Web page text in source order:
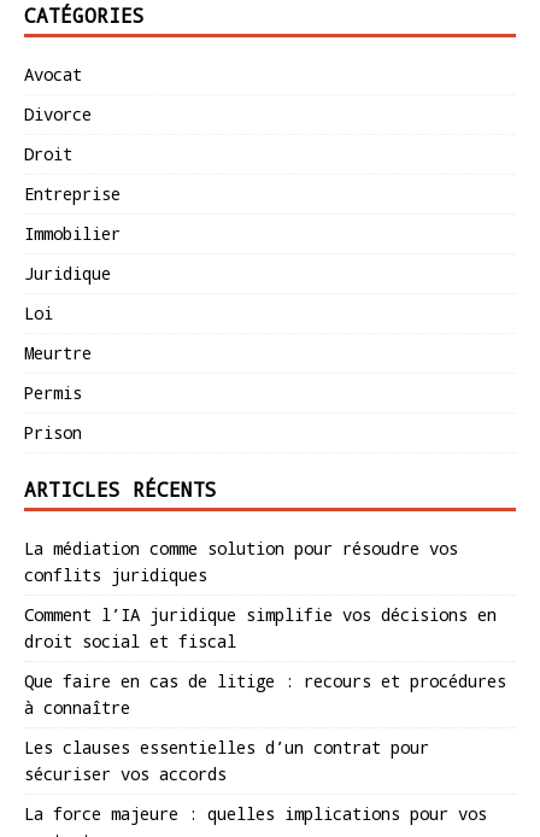
CATÉGORIES
Avocat
Divorce
Droit
Entreprise
Immobilier
Juridique
Loi
Meurtre
Permis
Prison
ARTICLES RÉCENTS
La médiation comme solution pour résoudre vos
conflits juridiques
Comment l’IA juridique simplifie vos décisions en
droit social et fiscal
Que faire en cas de litige : recours et procédures
à connaître
Les clauses essentielles d’un contrat pour
sécuriser vos accords
La force majeure : quelles implications pour vos